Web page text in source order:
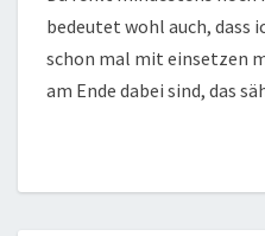
bedeutet wohl auch, dass
schon mal mit einsetzen
am Ende dabei sind, das